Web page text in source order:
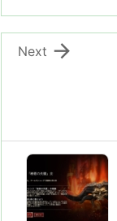

Next